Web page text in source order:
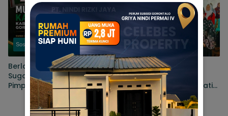
Sosial
Berlangsung Alot, Akhirnya
Sugondo Makmur Terpilih
Pimpinan MD KAHMI
Kabupaten Gorontalo
Berita
Baznas Kabupaten
Gorontalo Bangun 11
Rumah Layak Huni, Bupati
Sofyan: Perkuat Kolaborasi
Tanggulangi Kemiskinan